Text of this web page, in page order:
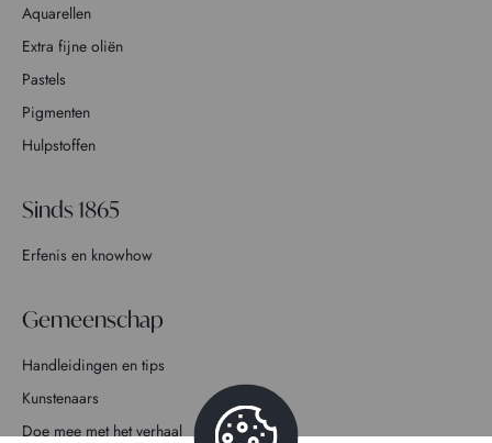
Aquarellen
Extra fijne oliën
Pastels
Pigmenten
Hulpstoffen
Sinds 1865
Erfenis en knowhow
Gemeenschap
Handleidingen en tips
Kunstenaars
Doe mee met het verhaal